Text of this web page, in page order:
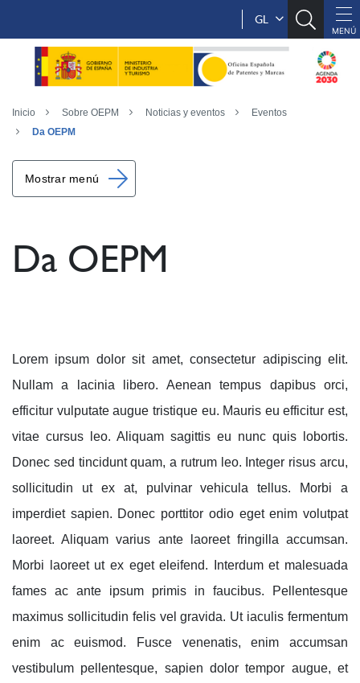
GL
Inicio Sobre OEPM Noticias y eventos
Eventos
Da OEPM
Mostrar menú
Da OEPM
Lorem ipsum dolor sit amet, consectetur adipiscing elit.
Nullam a lacinia libero. Aenean tempus dapibus orci,
efficitur vulputate augue tristique eu. Mauris eu efficitur est,
vitae cursus leo. Aliquam sagittis eu nunc quis lobortis.
Donec sed tincidunt quam, a rutrum leo. Integer risus arcu,
sollicitudin ut ex at, pulvinar vehicula tellus. Morbi a
imperdiet sapien. Donec porttitor odio eget enim volutpat
laoreet. Aliquam varius ante laoreet fringilla accumsan.
Morbi laoreet ut ex eget eleifend. Interdum et malesuada
fames ac ante ipsum primis in faucibus. Pellentesque
maximus sollicitudin felis vel gravida. Ut iaculis fermentum
enim ac euismod. Fusce venenatis, enim accumsan
vestibulum pellentesque, sapien dolor tempor augue, et